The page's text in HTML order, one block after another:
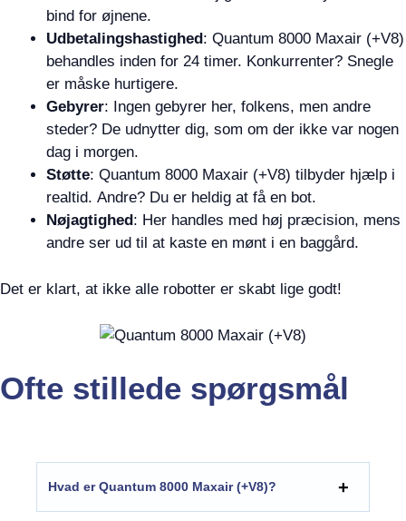
bind for øjnene.
Udbetalingshastighed: Quantum 8000 Maxair (+V8)
behandles inden for 24 timer. Konkurrenter? Snegle
er måske hurtigere.
Gebyrer: Ingen gebyrer her, folkens, men andre
steder? De udnytter dig, som om der ikke var nogen
dag i morgen.
Støtte: Quantum 8000 Maxair (+V8) tilbyder hjælp i
realtid. Andre? Du er heldig at få en bot.
Nøjagtighed: Her handles med høj præcision, mens
andre ser ud til at kaste en mønt i en baggård.
Det er klart, at ikke alle robotter er skabt lige godt!
Ofte stillede spørgsmål
Hvad er Quantum 8000 Maxair (+V8)?